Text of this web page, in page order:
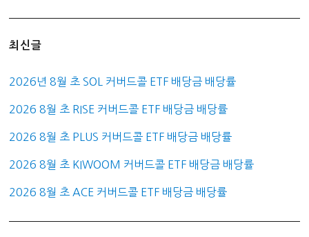
최신글
2026년 8월 초 SOL 커버드콜 ETF 배당금 배당률
2026 8월 초 RISE 커버드콜 ETF 배당금 배당률
2026 8월 초 PLUS 커버드콜 ETF 배당금 배당률
2026 8월 초 KIWOOM 커버드콜 ETF 배당금 배당률
2026 8월 초 ACE 커버드콜 ETF 배당금 배당률